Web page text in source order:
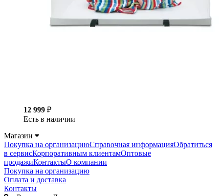
12 999 ₽
Есть в наличии
Магазин
Покупка на организациюСправочная информацияОбратиться
в сервисКорпоративным клиентамОптовые
продажиКонтактыО компании
Покупка на организацию
Оплата и доставка
Контакты